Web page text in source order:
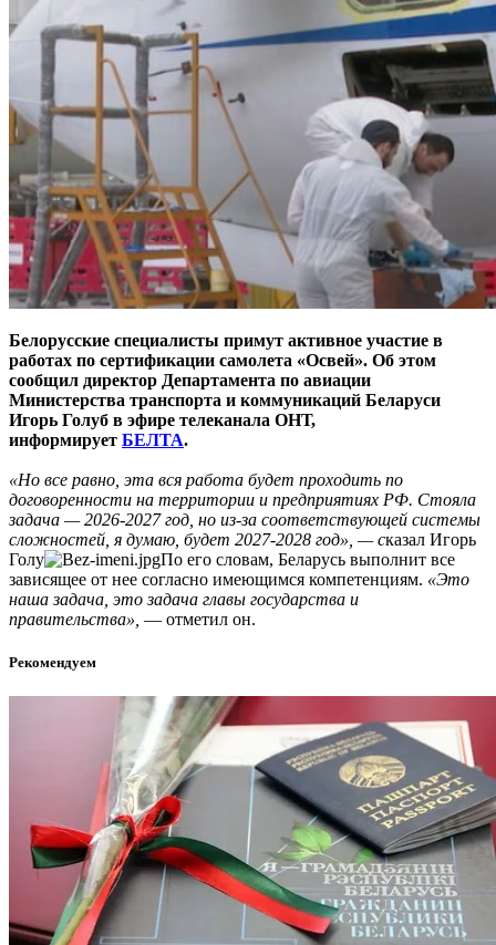
Белорусские специалисты примут активное участие в
работах по сертификации самолета «Освей». Об этом
сообщил директор Департамента по авиации
Министерства транспорта и коммуникаций Беларуси
Игорь Голуб в эфире телеканала ОНТ,
информирует БЕЛТА.
«Но все равно, эта вся работа будет проходить по
договоренности на территории и предприятиях РФ. Стояла
задача — 2026-2027 год, но из-за соответствующей системы
сложностей, я думаю, будет 2027-2028 год», — сказал Игорь
Голу
По его словам, Беларусь выполнит все
зависящее от нее согласно имеющимся компетенциям. «Это
наша задача, это задача главы государства и
правительства», — отметил он.
Рекомендуем